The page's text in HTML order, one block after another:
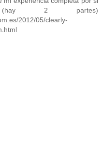
2 partes)
2012/05/clearly-